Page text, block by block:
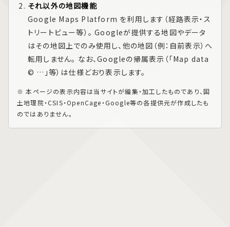
それ以外の地図機能
Google Maps Platform を利用します（経路表示・ス
トリートビュー等）。 Googleが提供する地図やデータ
はその地図上でのみ使用し、他の地図（例：自前表示）へ
転用しません。 なお、Googleの帰属表示（「Map data
© …」等）は仕様どおり表示します。
※ 本ページの表示内容は当サイトが編集・加工したものであり、国
土地理院・CSIS・OpenCage・Google等の各提供元が作成したも
のではありません。